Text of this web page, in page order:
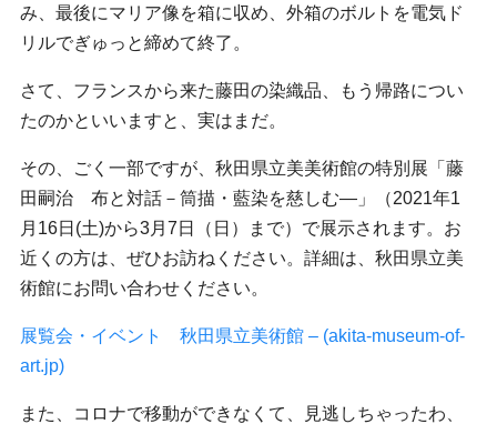
み、最後にマリア像を箱に収め、外箱のボルトを電気ド
リルでぎゅっと締めて終了。
さて、フランスから来た藤田の染織品、もう帰路につい
たのかといいますと、実はまだ。
その、ごく一部ですが、秋田県立美美術館の特別展「藤
田嗣治 布と対話－筒描・藍染を慈しむ―」（2021年1
月16日(土)から3月7日（日）まで）で展示されます。お
近くの方は、ぜひお訪ねください。詳細は、秋田県立美
術館にお問い合わせください。
展覧会・イベント 秋田県立美術館 – (akita-museum-of-
art.jp)
また、コロナで移動ができなくて、見逃しちゃったわ、